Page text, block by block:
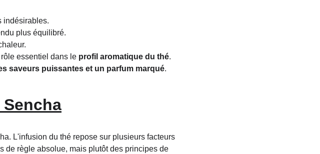
indésirables.
plus équilibré.
essentiel dans le profil aromatique du thé.
saveurs puissantes et un parfum marqué.
L'infusion du thé repose sur plusieurs facteurs
de règle absolue, mais plutôt des principes de